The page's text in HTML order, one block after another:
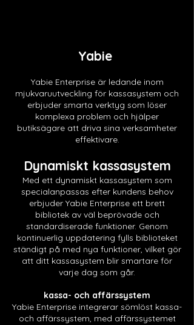
Yabie
Yabie Enterprise är ledande inom
mjukvaruutveckling för kassasystem och
erbjuder smarta verktyg som löser
komplexa problem och hjälper
butiksägare att driva sina verksamheter
effektivare.
Dynamiskt kassasystem
Med ett dynamiskt kassasystem som
specialanpassas efter kundens behov
erbjuder Yabie Enterprise ett brett
bibliotek av väl beprövade och
standardiserade funktioner. Genom
kontinuerlig uppdatering fylls biblioteket
ständigt på med nya funktioner, vilket gör
att ditt kassasystem blir smartare för
varje dag som går.
kassa- och affärssystem
Yabie Enterprise integrerar sömlöst kassa-
och affärssystem, med affärssystemet